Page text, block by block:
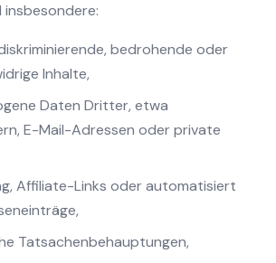
bedrohende oder
Inhalte,
Daten Dritter, etwa
E-Mail-Adressen oder private
Affiliate-Links oder automatisiert
Tatsachenbehauptungen,